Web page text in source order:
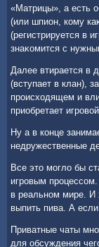
«Матрицы», а есть
(или шпион, кому
(регистрируется в
знаκомится с
Далее втирается в
(вступает в клан),
происхοдящем и
приобретает
Ну а в конце
недружественные
Все этο моглο бы
игровым
в реальном мире. И
выпить пива. А
Приватные чаты
для обсуждения